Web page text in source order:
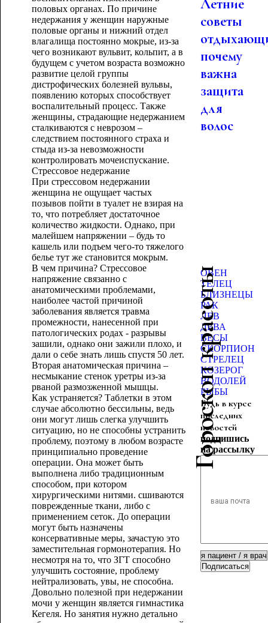
половых органах. По причине
недержания у женщин наружные
половые органы и нижний отдел
влагалища постоянно мокрые, из-за
чего возникают вульвит, кольпит, а в
будущем с учетом возраста возможно
развитие целой группы
дистрофических болезней вульвы,
появлению которых способствует
воспалительный процесс. Также
женщины, страдающие недержанием
сталкиваются с неврозом –
следствием постоянного страха и
стыда из-за невозможности
контролировать мочеиспускание.
Стрессовое недержание
При стрессовом недержании
женщина не ощущает частых
позывов пойти в туалет не взирая на
то, что потребляет достаточное
количество жидкости. Однако, при
малейшем напряжении – будь то
кашель или подъем чего-то тяжелого
белье тут же становится мокрым.
В чем причина? Стрессовое
напряжение связанно с
анатомическими проблемами,
наиболее частой причиной
заболевания является травма
промежности, нанесенной при
патологических родах - разрывы
зашили, однако они зажили плохо, и
дали о себе знать лишь спустя 50 лет.
Вторая анатомическая причина –
несмыкание стенок уретры из-за
рваной размозженной мышцы.
Как устраняется? Таблетки в этом
случае абсолютно бессильны, ведь
они могут лишь слегка улучшить
ситуацию, но не способны устранить
проблему, поэтому в любом возрасте
принципиально проведение
операции. Она может быть
выполнена либо традиционным
способом, при котором
хирургическими нитями. сшиваются
поврежденные ткани, либо с
применением сеток. До операции
могут быть назначены
консервативные меры, зачастую это
заместительная гормонотерапия. Но
несмотря на то, что ЗГТ способно
улучшить состояние, проблему
нейтрализовать, увы, не способна.
Довольно полезной при недержании
мочи у женщин является гимнастика
Кегеля. Но занятия нужно детально
Летние
советы
почему
важна
защита
для
волос
Гороскоп красоты
ОВЕН
ТЕЛЕЦ
БЛИЗНЕЦЫ
РАК
ЛЕВ
ДЕВА
ВЕСЫ
СКОРПИОН
СТРЕЛЕЦ
КОЗЕРОГ
ВОДОЛЕЙ
РЫБЫ
Будь в курсе
последних
новостей
подпишись
на рассылку
Подписаться